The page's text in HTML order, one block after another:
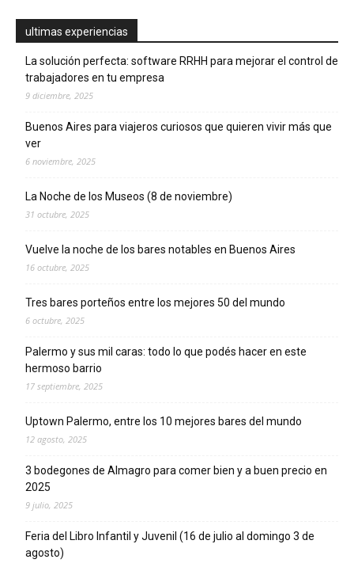
ultimas experiencias
La solución perfecta: software RRHH para mejorar el control de
trabajadores en tu empresa
9 diciembre, 2025
Buenos Aires para viajeros curiosos que quieren vivir más que
ver
6 noviembre, 2025
La Noche de los Museos (8 de noviembre)
31 octubre, 2025
Vuelve la noche de los bares notables en Buenos Aires
16 octubre, 2025
Tres bares porteños entre los mejores 50 del mundo
6 octubre, 2025
Palermo y sus mil caras: todo lo que podés hacer en este
hermoso barrio
17 septiembre, 2025
Uptown Palermo, entre los 10 mejores bares del mundo
12 agosto, 2025
3 bodegones de Almagro para comer bien y a buen precio en
2025
9 julio, 2025
Feria del Libro Infantil y Juvenil (16 de julio al domingo 3 de
agosto)